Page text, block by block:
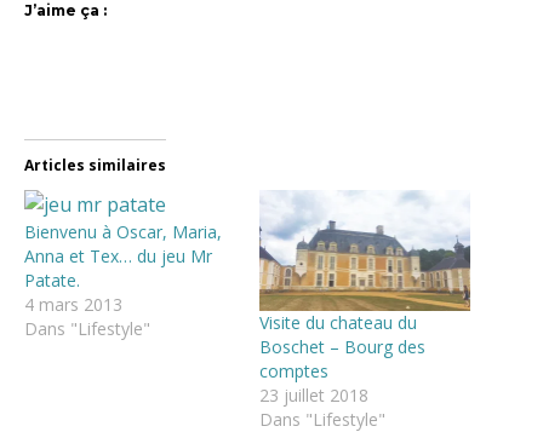
J’aime ça :
Articles similaires
Bienvenu à Oscar, Maria,
Anna et Tex… du jeu Mr
Patate.
4 mars 2013
Dans "Lifestyle"
Visite du chateau du
Boschet – Bourg des
comptes
23 juillet 2018
Dans "Lifestyle"